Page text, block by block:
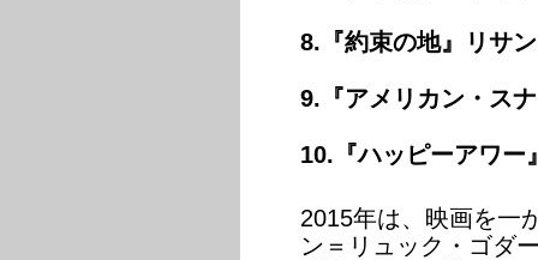
8.『約束の地』リサ
9.『アメリカン・ス
10.『ハッピーアワー
2015年は、映画を一
ン＝リュック・ゴダ